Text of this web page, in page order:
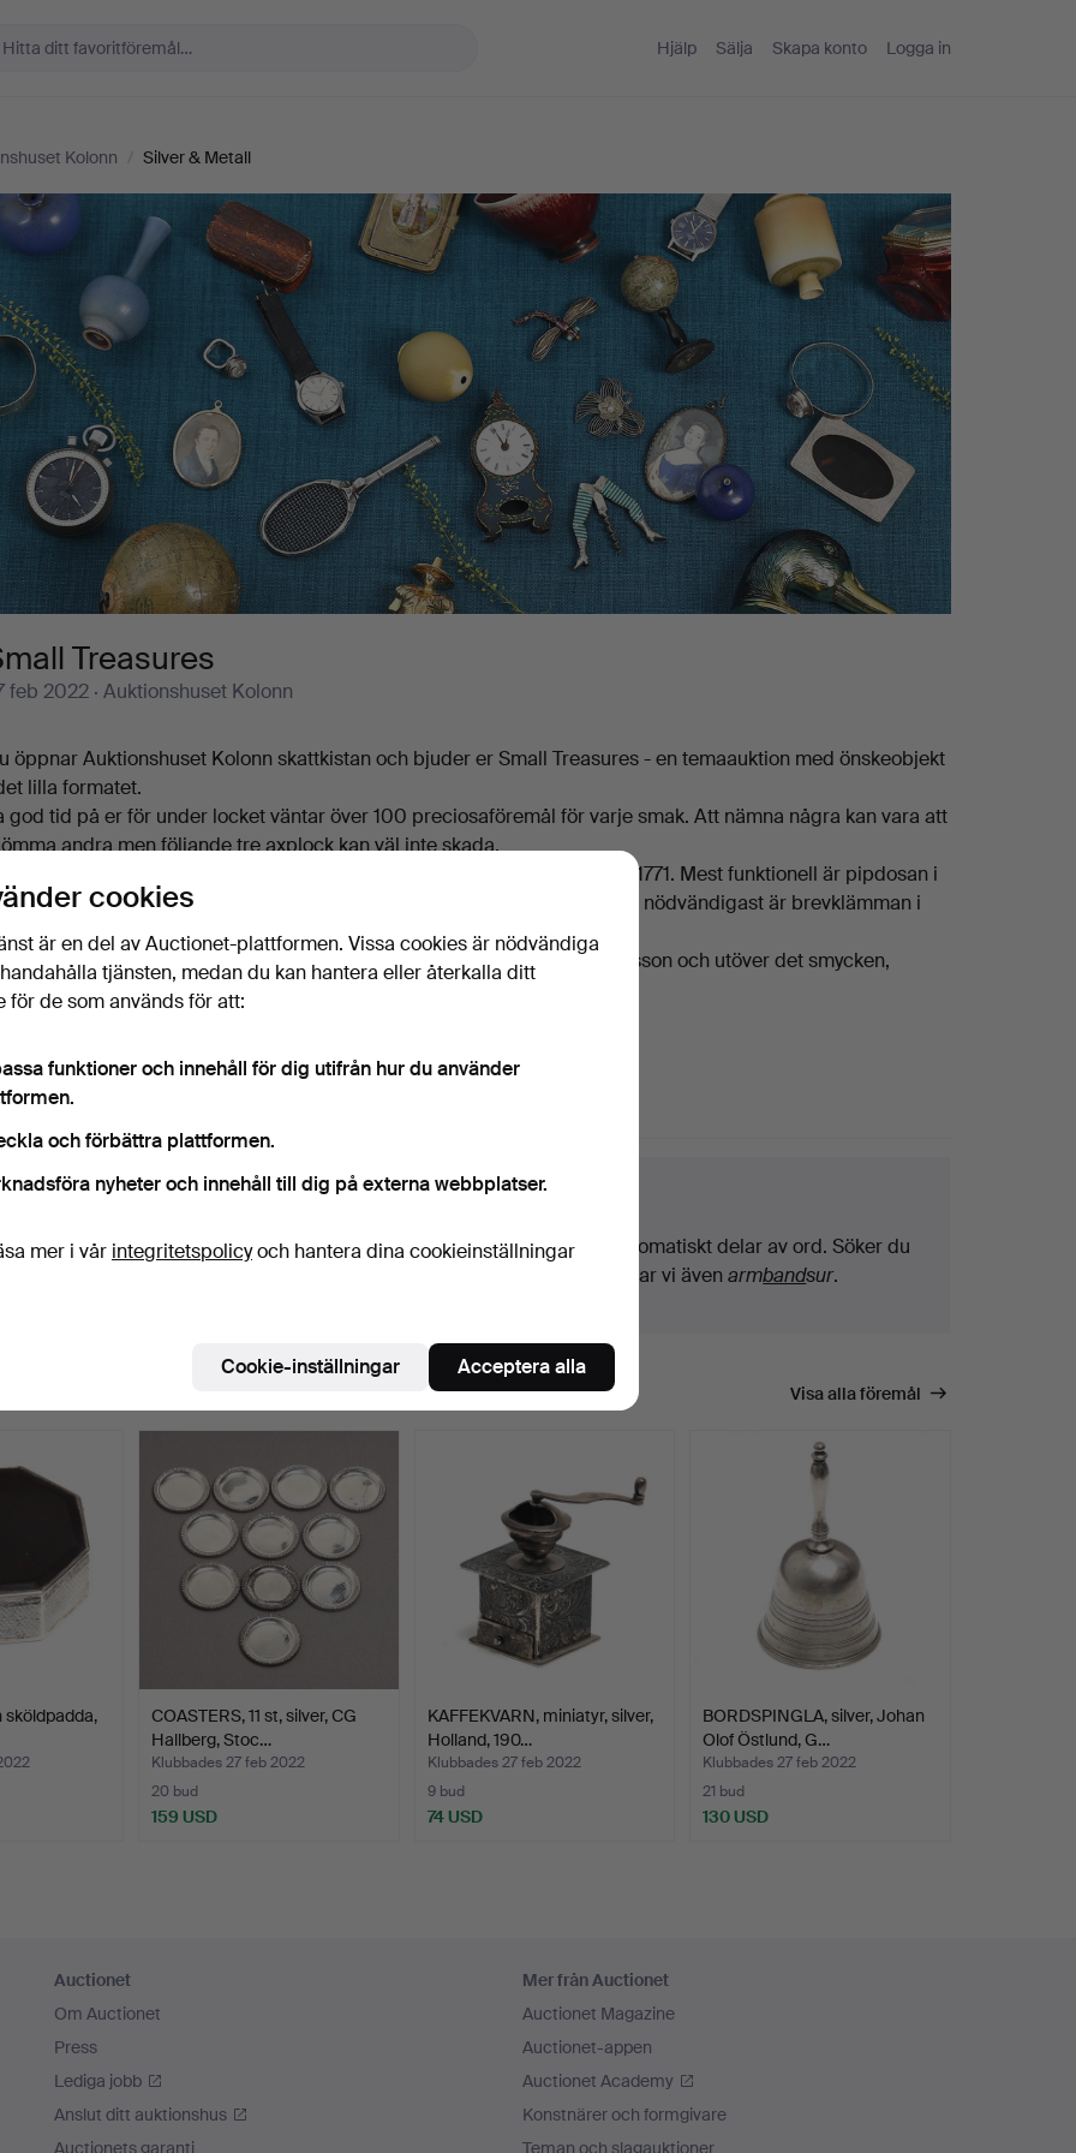
Hjälp Sälja Skapa konto Logga in
Kolonn / Silver & Metall
Treasures
feb 2022 · Auktionshuset Kolonn
öppnar Auktionshuset Kolonn skattkistan och bjuder er Small Treasures - en temaauktion med önskeobjekt
lilla formatet.
god tid på er för under locket väntar över 100 preciosaföremål för varje smak. Att nämna några kan vara att
andra men följande tre axplock kan väl inte skada.
är Olof Sundborgs ask med skjutlock, en tennkaramell daterad 1771. Mest funktionell är pipdosan i
från Atelier Borgila, lika snygg in- som utvändigt. Och absolut nödvändigast är brevklämman i
av ett tennisrack, sätter räkningarna på plats.
finns också keramik av Berndt Friberg, schackpjäser av Bo Åke Adamsson och utöver det smycken,
miniatyrer och en hel del annat. Välkomna till Small Treasures!
Pågående auktioner
0 föremål
har tyvärr inga föremål som matchar din sökning. Söktips
Vi söker automatiskt delar av ord. Söker du
hittar vi ävenarmbandsur.
matchar din sökning Visa alla föremål
sköldpadda,
COASTERS, 11 st, silver, CG
Hallberg, Stoc…
Klubbades 27 feb 2022
20 bud
159 USD
KAFFEKVARN, miniatyr, silver,
Holland, 190…
Klubbades 27 feb 2022
9 bud
74 USD
BORDSPINGLA, silver, Johan
Olof Östlund, G…
Klubbades 27 feb 2022
21 bud
130 USD
Auctionet
Om Auctionet
Press
Lediga jobb
Anslut ditt auktionshus
Mer från Auctionet
Auctionet Magazine
Auctionet-appen
Auctionet Academy
Konstnärer och formgivare
cookies
är en del av Auctionet-plattformen. Vissa cookies är nödvändiga
tjänsten, medan du kan hantera eller återkalla ditt
för de som används för att:
funktioner och innehåll för dig utifrån hur du använder
och förbättra plattformen.
nyheter och innehåll till dig på externa webbplatser.
mer i vår integritetspolicyoch hantera dina cookieinställningar
Cookie-inställningar Acceptera alla